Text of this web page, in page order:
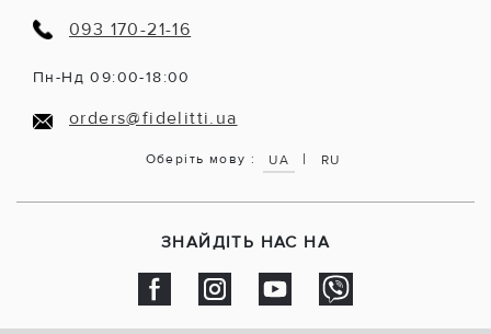
093 170-21-16
Пн-Нд 09:00-18:00
orders@fidelitti.ua
Оберіть мову : UA | RU
ЗНАЙДІТЬ НАС НА